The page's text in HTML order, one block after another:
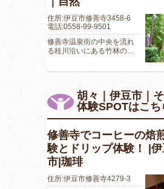
住所:伊豆市修善寺3458-6
電話:0558-99-9501
修善寺温泉街の中央を流れ
る桂川沿いにある竹林の…
胡々｜伊豆市｜
体験SPOTはこち
修善寺でコーヒーの焙
験とドリップ体験！ |
市|珈琲
住所:伊豆市修善寺4279-3